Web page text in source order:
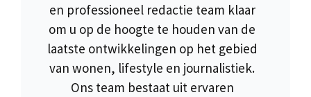
en professioneel redactie team klaar
om u op de hoogte te houden van de
laatste ontwikkelingen op het gebied
van wonen, lifestyle en journalistiek.
Ons team bestaat uit ervaren